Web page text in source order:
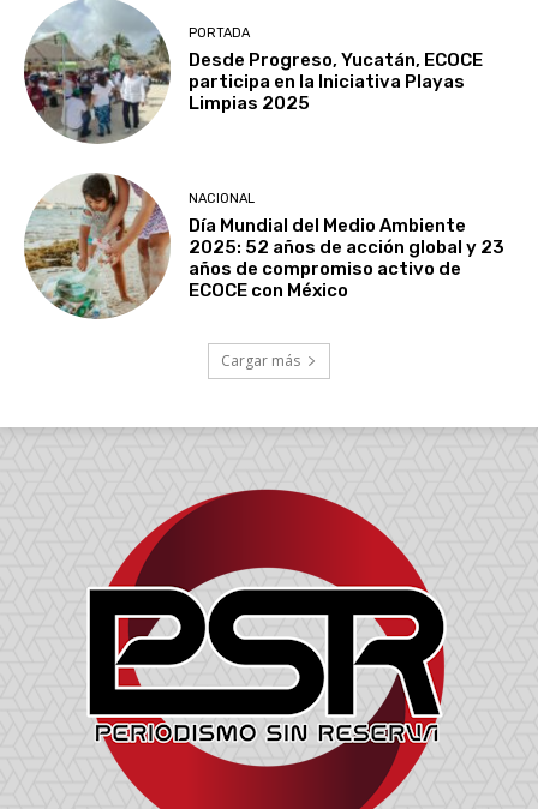
PORTADA
Desde Progreso, Yucatán, ECOCE
participa en la Iniciativa Playas
Limpias 2025
NACIONAL
Día Mundial del Medio Ambiente
2025: 52 años de acción global y 23
años de compromiso activo de
ECOCE con México
Cargar más